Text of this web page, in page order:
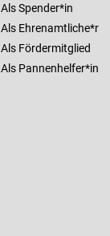
Als Spender*in
Als Ehrenamtliche*r
Als Fördermitglied
Als Pannenhelfer*in